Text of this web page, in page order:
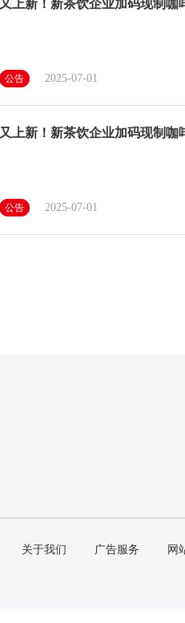
又上新！新茶饮企业加码现制咖
公告 2025-07-01
又上新！新茶饮企业加码现制咖
公告 2025-07-01
关于我们 广告服务 网